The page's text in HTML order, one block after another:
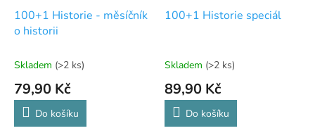
100+1 Historie - měsíčník
o historii
Skladem (>2 ks)
79,90 Kč
Do košíku
100+1 Historie speciál
Skladem (>2 ks)
89,90 Kč
Do košíku